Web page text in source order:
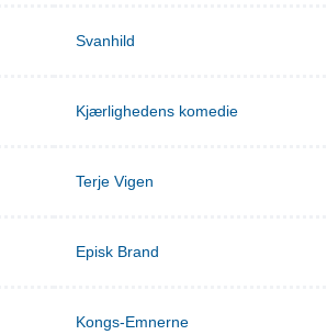
Svanhild
Kjærlighedens komedie
Terje Vigen
Episk Brand
Kongs-Emnerne